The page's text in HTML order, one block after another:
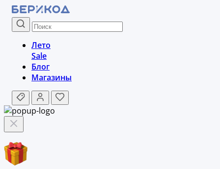
Лето
Sale
Блог
Магазины